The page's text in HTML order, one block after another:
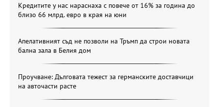
Кредитите у нас нараснаха с повече от 16% за година до
близо 66 млрд. евро в края на юни
Апелативният съд не позволи на Тръмп да строи новата
бална зала в Белия дом
Проучване: Дълговата тежест за германските доставчици
на авточасти расте